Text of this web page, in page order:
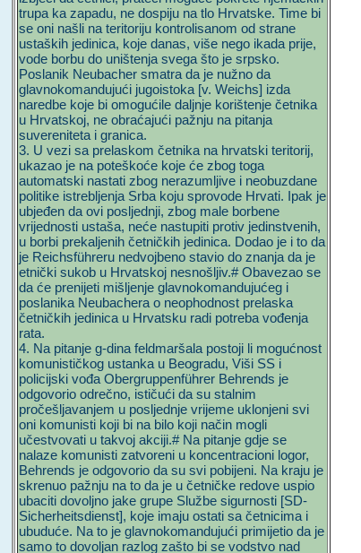
trupa ka zapadu, ne dospiju na tlo Hrvatske. Time bi
se oni našli na teritoriju kontrolisanom od strane
ustaških jedinica, koje danas, više nego ikada prije,
vode borbu do uništenja svega što je srpsko.
Poslanik Neubacher smatra da je nužno da
glavnokomandujući jugoistoka [v. Weichs] izda
naredbe koje bi omogućile daljnje korištenje četnika
u Hrvatskoj, ne obraćajući pažnju na pitanja
suvereniteta i granica.
3. U vezi sa prelaskom četnika na hrvatski teritorij,
ukazao je na poteškoće koje će zbog toga
automatski nastati zbog nerazumljive i neobuzdane
politike istrebljenja Srba koju sprovode Hrvati. Ipak je
ubjeđen da ovi posljednji, zbog male borbene
vrijednosti ustaša, neće nastupiti protiv jedinstvenih,
u borbi prekaljenih četničkih jedinica. Dodao je i to da
je Reichsführeru nedvojbeno stavio do znanja da je
etnički sukob u Hrvatskoj nesnošljiv.# Obavezao se
da će prenijeti mišljenje glavnokomandujućeg i
poslanika Neubachera o neophodnost prelaska
četničkih jedinica u Hrvatsku radi potreba vođenja
rata.
4. Na pitanje g-dina feldmaršala postoji li mogućnost
komunističkog ustanka u Beogradu, Viši SS i
policijski vođa Obergruppenführer Behrends je
odgovorio odrečno, ističući da su stalnim
pročešljavanjem u posljednje vrijeme uklonjeni svi
oni komunisti koji bi na bilo koji način mogli
učestvovati u takvoj akciji.# Na pitanje gdje se
nalaze komunisti zatvoreni u koncentracioni logor,
Behrends je odgovorio da su svi pobijeni. Na kraju je
skrenuo pažnju na to da je u četničke redove uspio
ubaciti dovoljno jake grupe Službe sigurnosti [SD-
Sicherheitsdienst], koje imaju ostati sa četnicima i
ubuduće. Na to je glavnokomandujući primijetio da je
samo to dovoljan razlog zašto bi se vodstvo nad